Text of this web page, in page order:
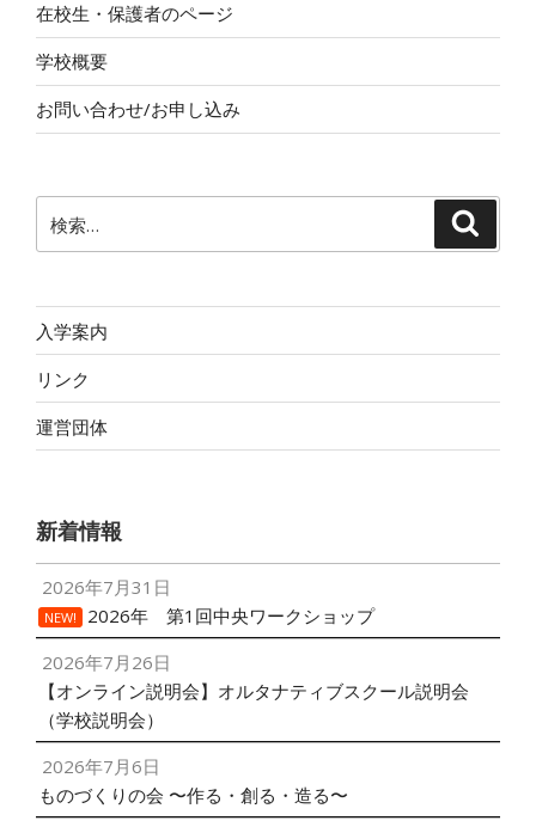
在校生・保護者のページ
学校概要
お問い合わせ/お申し込み
索:
入学案内
リンク
運営団体
新着情報
2026年7月31日
NEW!
2026年 第1回中央ワークショップ
2026年7月26日
【オンライン説明会】オルタナティブスクール説明会
（学校説明会）
2026年7月6日
ものづくりの会 〜作る・創る・造る〜